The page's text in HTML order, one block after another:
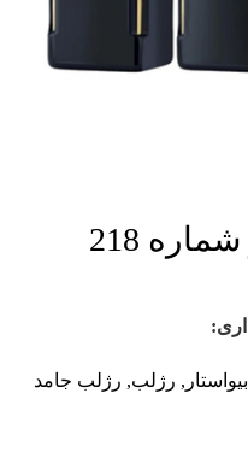
218
بیواستار , رژلب, رژلب جامد